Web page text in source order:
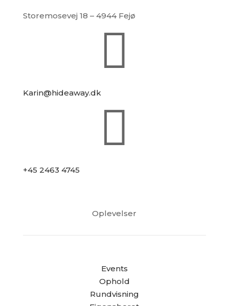
Storemosevej 18 – 4944 Fejø

Karin@hideaway.dk

+45 2463 4745
Oplevelser
Events
Ophold
Rundvisning